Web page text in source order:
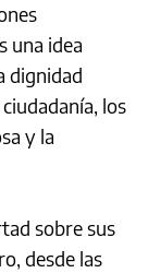
una idea
dignidad
los
y la
sobre sus
desde las